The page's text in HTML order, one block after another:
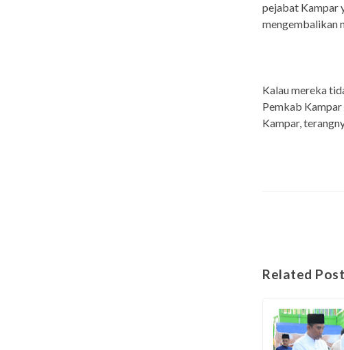
pejabat Kampar
mengembalikan
Kalau mereka
Pemkab
Kampar,
Related